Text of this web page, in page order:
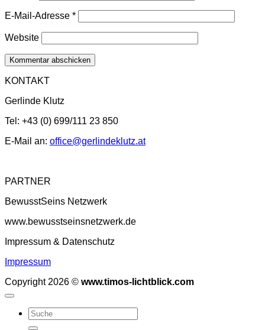
E-Mail-Adresse *
Website
KONTAKT
Gerlinde Klutz
Tel: +43 (0) 699/111 23 850
E-Mail an: office@gerlindeklutz.at
PARTNER
BewusstSeins Netzwerk
www.bewusstseinsnetzwerk.de
Impressum & Datenschutz
Impressum
Copyright 2026 © www.timos-lichtblick.com